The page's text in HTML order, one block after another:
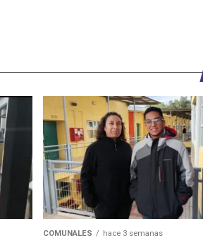
COMUNALES hace 3 semanas